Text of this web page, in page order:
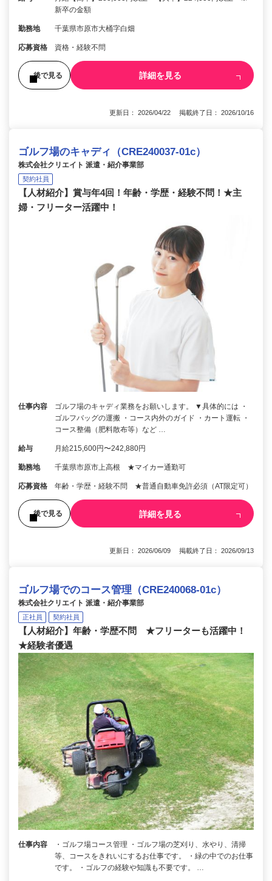
新卒の金額
勤務地 千葉県市原市大桶字白畑
応募資格 資格・経験不問
後で見る 詳細を見る
更新日： 2026/04/22 掲載終了日： 2026/10/16
ゴルフ場のキャディ（CRE240037-01c）
株式会社クリエイト 派遣・紹介事業部
契約社員
【人材紹介】賞与年4回！年齢・学歴・経験不問！★主
婦・フリーター活躍中！
仕事内容
ゴルフ場のキャディ業務をお願いします。 ▼具体的には ・
ゴルフバッグの運搬 ・コース内外のガイド ・カート運転 ・
コース整備（肥料散布等）など …
給与 月給215,600円〜242,880円
勤務地 千葉県市原市上高根 ★マイカー通勤可
応募資格 年齢・学歴・経験不問 ★普通自動車免許必須（AT限定可）
後で見る 詳細を見る
更新日： 2026/06/09 掲載終了日： 2026/09/13
ゴルフ場でのコース管理（CRE240068-01c）
株式会社クリエイト 派遣・紹介事業部
正社員 契約社員
【人材紹介】年齢・学歴不問 ★フリーターも活躍中！
★経験者優遇
仕事内容
・ゴルフ場コース管理 ・ゴルフ場の芝刈り、水やり、清掃
等、コースをきれいにするお仕事です。 ・緑の中でのお仕事
です。 ・ゴルフの経験や知識も不要です。 …